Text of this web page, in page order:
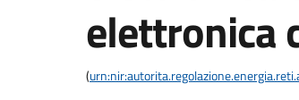
elettronica
(